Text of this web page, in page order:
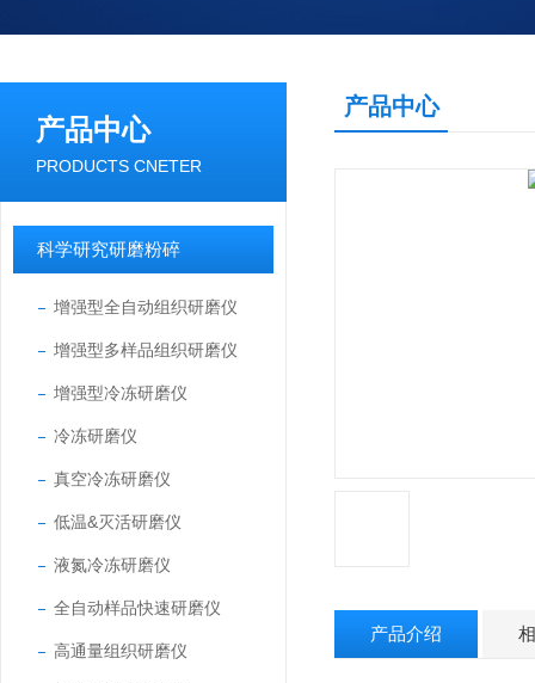
产品中心
PRODUCTS CNETER
科学研究研磨粉碎
增强型全自动组织研磨仪
增强型多样品组织研磨仪
增强型冷冻研磨仪
冷冻研磨仪
真空冷冻研磨仪
低温&灭活研磨仪
液氮冷冻研磨仪
全自动样品快速研磨仪
高通量组织研磨仪
产品中心
产品介绍